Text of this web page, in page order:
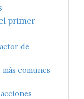
primer
de
comunes